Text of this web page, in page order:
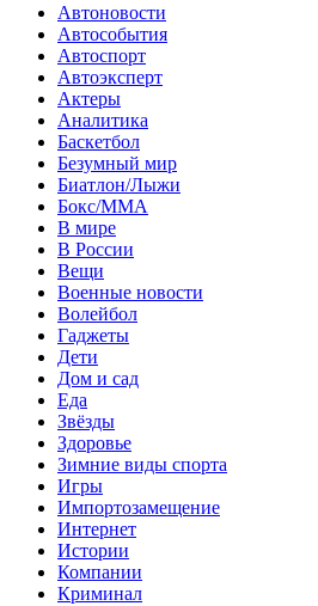
Автоновости
Автособытия
Автоспорт
Автоэксперт
Актеры
Аналитика
Баскетбол
Безумный мир
Биатлон/Лыжи
Бокс/MMA
В мире
В России
Вещи
Военные новости
Волейбол
Гаджеты
Дети
Дом и сад
Еда
Звёзды
Здоровье
Зимние виды спорта
Игры
Импортозамещение
Интернет
Истории
Компании
Криминал